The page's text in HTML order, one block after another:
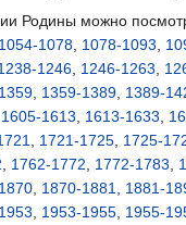
Родины можно
1054-1078 1078-1093
1246 1246-1263
1359-1389 1389-
1605-1613 1613-1633
1721-1725 1725-
1762-1772 1772-1783
1870-1881 1881-
1953-1955 1955-